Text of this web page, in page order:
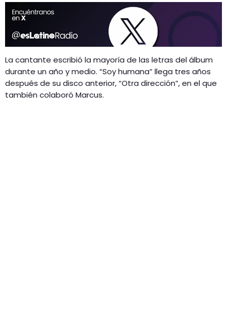
La cantante escribió la mayoría de las letras del álbum
durante un año y medio. “Soy humana” llega tres años
después de su disco anterior, “Otra dirección”, en el que
también colaboró Marcus.